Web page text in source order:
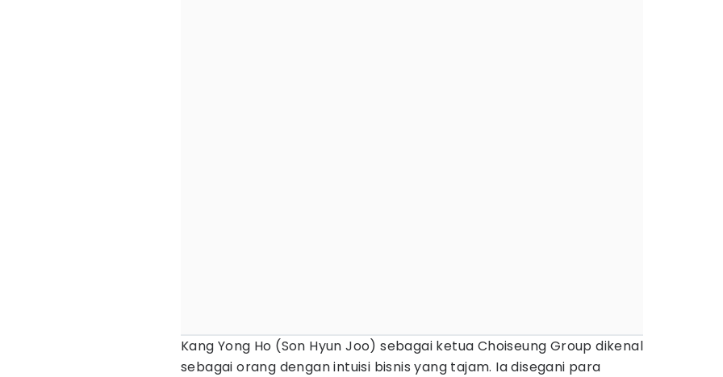
Kang Yong Ho (Son Hyun Joo) sebagai ketua Choiseung Group dikenal
sebagai orang dengan intuisi bisnis yang tajam. Ia disegani para